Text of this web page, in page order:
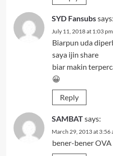
SYD Fansubssays:
July 11, 2018 at 1:03 pm
Biarpun uda
saya ijin share
biar makin
😀
Reply
SAMBATsays:
March 29, 2013 at 3:56
bener-bener OVA